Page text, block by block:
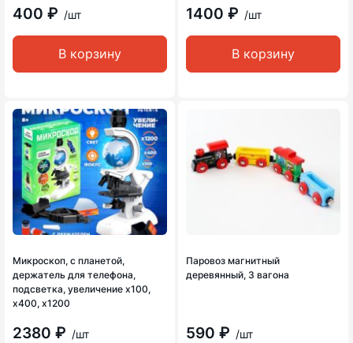
400 ₽ /шт
В корзину
1400 ₽ /шт
В корзину
Микроскоп, с планетой,
держатель для телефона,
подсветка, увеличение x100,
x400, x1200
2380 ₽ /шт
Паровоз магнитный
деревянный, 3 вагона
590 ₽ /шт